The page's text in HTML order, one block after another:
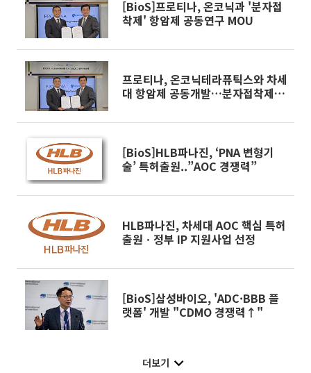
[BioS]프로티나, 온코닉과 '분자접
착제' 항암제 공동연구 MOU
프로티나, 온코닉테라퓨틱스와 차세
대 항암제 공동개발…분자접착제
[BioS]HLB파나진, ‘PNA 변형기
술’ 특허출원..”AOC 경쟁력”
HLB파나진, 차세대 AOC 핵심 특허
출원ㆍ정부 IP 지원사업 선정
[BioS]삼성바이오, 'ADC·BBB 플
랫폼' 개발 "CDMO 경쟁력↑"
더보기